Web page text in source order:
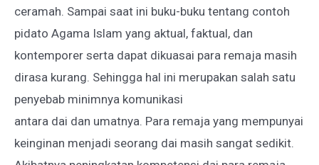
ceramah. Sampai saat ini buku-buku tentang contoh
pidato Agama Islam yang aktual, faktual, dan
kontemporer serta dapat dikuasai para remaja masih
dirasa kurang. Sehingga hal ini merupakan salah satu
penyebab minimnya komunikasi
antara dai dan umatnya. Para remaja yang mempunyai
keinginan menjadi seorang dai masih sangat sedikit.